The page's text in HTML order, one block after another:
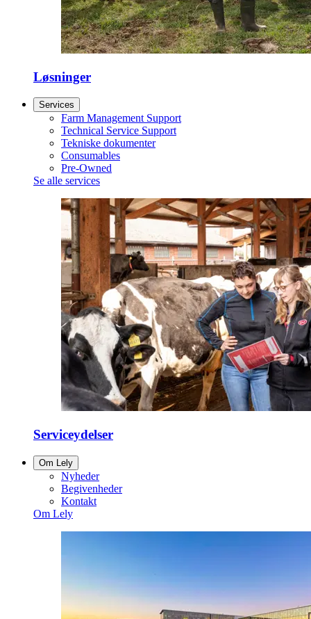
Løsninger
Services
Farm Management Support
Technical Service Support
Tekniske dokumenter
Consumables
Pre-Owned
Se alle services
Serviceydelser
Om Lely
Nyheder
Begivenheder
Kontakt
Om Lely